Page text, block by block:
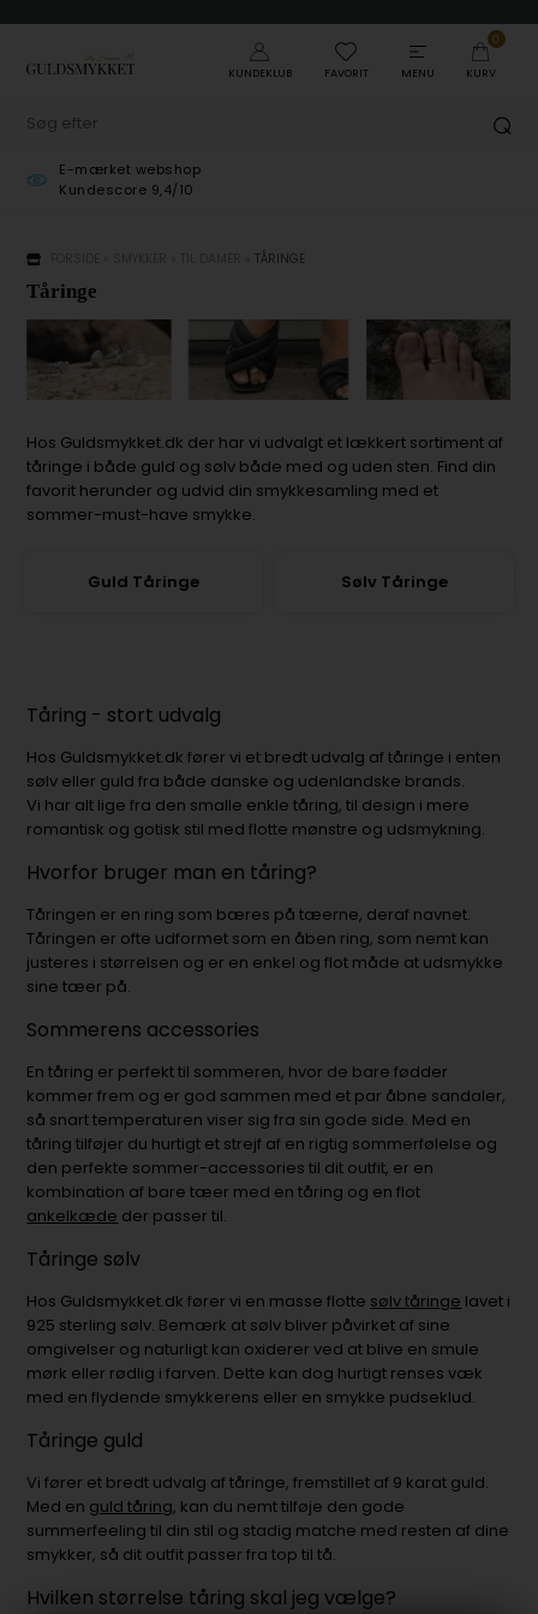
KUNDEKLUB FAVORIT MENU
0
KURV
webshop
9,4/10
»TÅRINGE
Tåringe
Hos Guldsmykket.dk der har vi udvalgt et lækkert sortiment af
tåringe i både guld og sølv både med og uden sten. Find din
favorit herunder og udvid din smykkesamling med et
sommer-must-have smykke.
Guld Tåringe Sølv Tåringe
Tåring - stort udvalg
Hos Guldsmykket.dk fører vi et bredt udvalg af tåringe i enten
sølv eller guld fra både danske og udenlandske brands.
Vi har alt lige fra den smalle enkle tåring, til design i mere
romantisk og gotisk stil med flotte mønstre og udsmykning.
Hvorfor bruger man en tåring?
Tåringen er en ring som bæres på tæerne, deraf navnet.
Tåringen er ofte udformet som en åben ring, som nemt kan
justeres i størrelsen og er en enkel og flot måde at udsmykke
sine tæer på.
Sommerens accessories
En tåring er perfekt til sommeren, hvor de bare fødder
kommer frem og er god sammen med et par åbne sandaler,
så snart temperaturen viser sig fra sin gode side. Med en
tåring tilføjer du hurtigt et strejf af en rigtig sommerfølelse og
den perfekte sommer-accessories til dit outfit, er en
kombination af bare tæer med en tåring og en flot
ankelkæde der passer til.
Tåringe sølv
Hos Guldsmykket.dk fører vi en masse flotte sølv tåringe lavet i
925 sterling sølv. Bemærk at sølv bliver påvirket af sine
omgivelser og naturligt kan oxiderer ved at blive en smule
mørk eller rødlig i farven. Dette kan dog hurtigt renses væk
med en flydende smykkerens eller en smykke pudseklud.
Tåringe guld
Vi fører et bredt udvalg af tåringe, fremstillet af 9 karat guld.
Med en guld tåring, kan du nemt tilføje den gode
summerfeeling til din stil og stadig matche med resten af dine
smykker, så dit outfit passer fra top til tå.
Hvilken størrelse tåring skal jeg vælge?